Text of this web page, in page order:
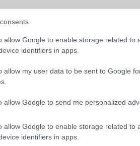
allow Google to enable storage related to
identifiers in apps.
allow my user data to be sent to Google
allow Google to send me personalized
allow Google to enable storage related to
identifiers in apps.
Euro Gsm
222.000 Ft (új)